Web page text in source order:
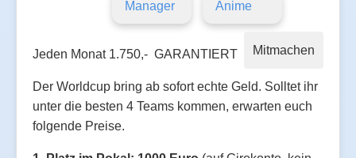
Manager Anime
Mitmachen
Jeden Monat 1.750,- GARANTIERT
Der Worldcup bring ab sofort echte Geld. Solltet ihr
unter die besten 4 Teams kommen, erwarten euch
folgende Preise.